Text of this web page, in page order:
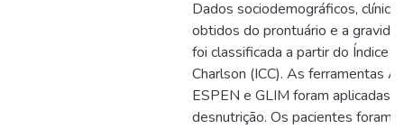
Dados sociodemográficos,
obtidos do prontuário e a
foi classificada a partir do Índice
Charlson (ICC). As ferramentas
ESPEN e GLIM foram aplicadas
desnutrição. Os pacientes foram